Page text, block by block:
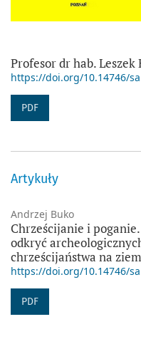
Profesor dr hab. Leszek
https://doi.org/10.14746/
PDF
Artykuły
Andrzej Buko
Chrześcijanie i
odkryć
chrześcijaństwa na
https://doi.org/10.14746/
PDF